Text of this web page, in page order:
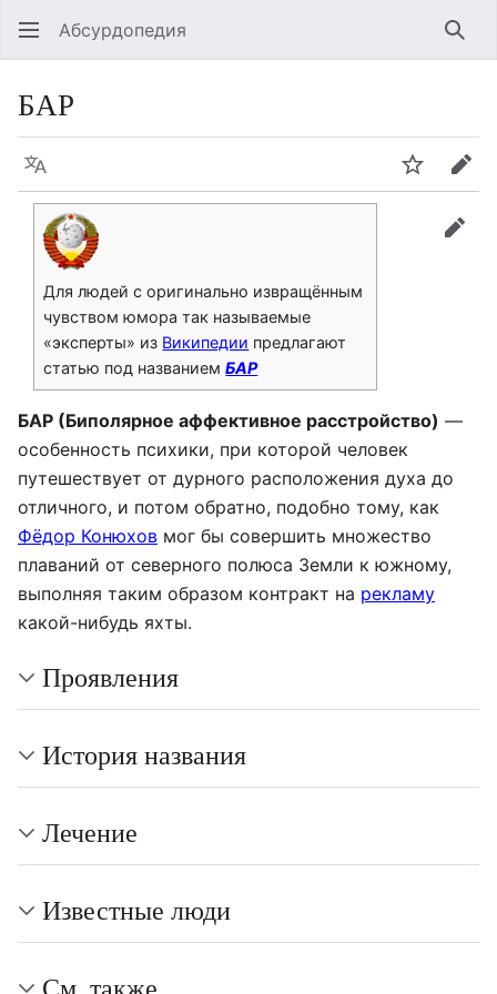
Абсурдопедия
БАР
Язык
Для людей с оригинально извращённым
чувством юмора так называемые
«эксперты» из Википедии предлагают
статью под названиемБАР
БАР (Биполярное аффективное расстройство) —
особенность психики, при которой человек
путешествует от дурного расположения духа до
отличного, и потом обратно, подобно тому, как
Фёдор Конюхов мог бы совершить множество
плаваний от северного полюса Земли к южному,
выполняя таким образом контракт на рекламу
какой-нибудь яхты.
Проявления
История названия
Лечение
Известные люди